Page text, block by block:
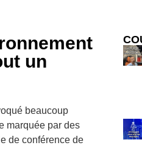
un
beaucoup
marquée par des
de conférence de